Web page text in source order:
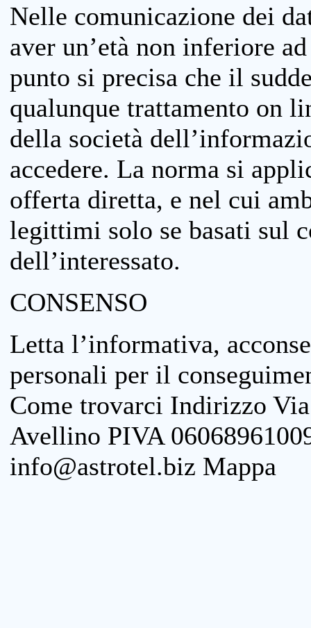
Nelle comunicazione dei
aver un’età non inferiore
punto si precisa che il
qualunque trattamento on
della società
accedere. La norma si
offerta diretta, e nel cui
legittimi solo se basati sul
dell’interessato.
CONSENSO
Letta l’informativa,
personali per il
Come trovarci Indirizzo
Avellino PIVA
info@astrotel.biz Mappa